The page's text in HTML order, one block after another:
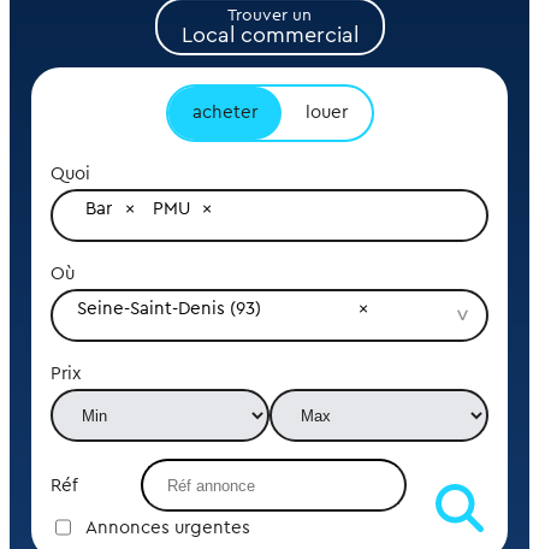
Trouver un
Local commercial
acheter louer
Quoi
Bar
PMU
Où
Seine-Saint-Denis (93)
Prix
Réf
Annonces urgentes